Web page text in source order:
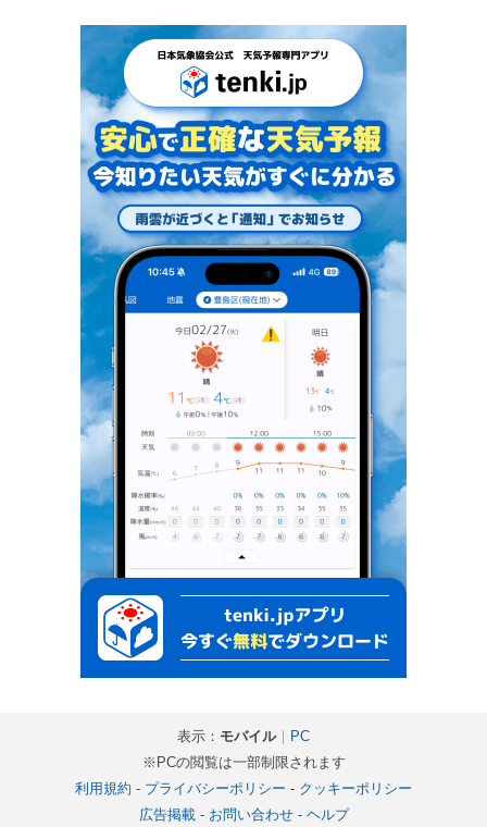
表示： モバイル｜ PC
※PCの閲覧は一部制限されます
利用規約 - プライバシーポリシー - クッキーポリシー
広告掲載- お問い合わせ- ヘルプ